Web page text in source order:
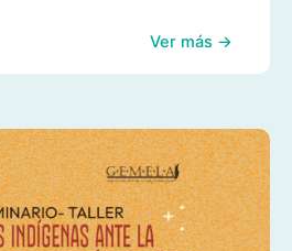
Ver más →